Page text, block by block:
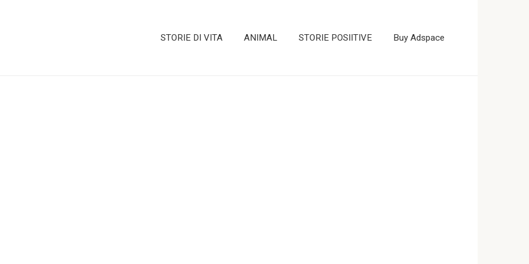
STORIE DI VITA ANIMAL STORIE POSIITIVE Buy Adspace